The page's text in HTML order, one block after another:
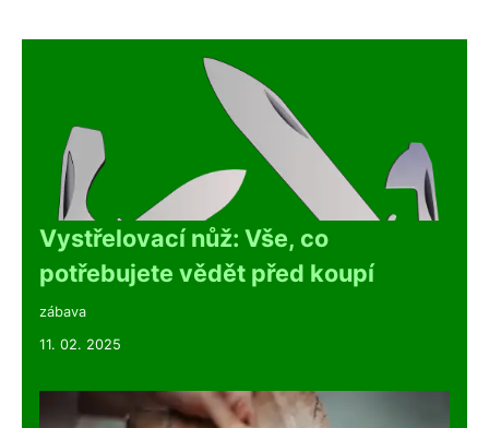
Vystřelovací nůž: Vše, co
potřebujete vědět před koupí
zábava
11. 02. 2025